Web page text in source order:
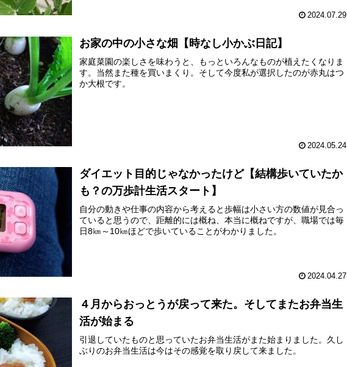
2024.07.29
お家の中の小さな畑【時なし小かぶ日記】
家庭菜園の楽しさを味わうと、もっといろんなものが植えたくなりま
す。当然また種を買いまくり。そして今度私が選択したのが赤丸はつ
か大根です。
2024.05.24
ダイエット目的じゃなかったけど【結構歩いていたか
も？の万歩計生活スタート】
自分の動きや仕事の内容から考えると歩幅は小さい方の数値が見合っ
ていると思うので、距離的には概ね、本当に概ねですが、職場では毎
日8㎞～10㎞ほどで歩いていることがわかりました。
2024.04.27
４月からおっとうが戻って来た。そしてまたお弁当生
活が始まる
引退していたものと思っていたお弁当生活がまた始まりました。久し
ぶりのお弁当生活は今はその感覚を取り戻して来ました。